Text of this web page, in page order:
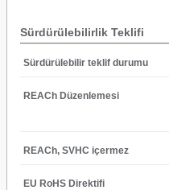
Sürdürülebilirlik Teklifi
Sürdürülebilir teklif durumu
REACh Düzenlemesi
REACh, SVHC içermez
EU RoHS Direktifi